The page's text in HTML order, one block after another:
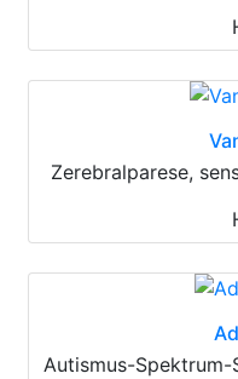
Zerebralparese,
Autismus-